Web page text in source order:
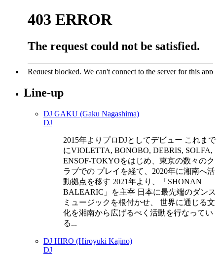
Line-up
DJ GAKU (Gaku Nagashima)
DJ
2015年よりプロDJとしてデビュー これまで
にVIOLETTA, BONOBO, DEBRIS, SOLFA,
ENSOF-TOKYOをはじめ、東京の数々のク
ラブでの プレイを経て、2020年に湘南へ活
動拠点を移す 2021年より、「SHONAN
BALEARIC」を主宰 日本に最先端のダンス
ミュージックを根付かせ、 世界に通じる文
化を湘南から広げるべく活動を行なってい
る...
DJ HIRO (Hiroyuki Kajino)
DJ